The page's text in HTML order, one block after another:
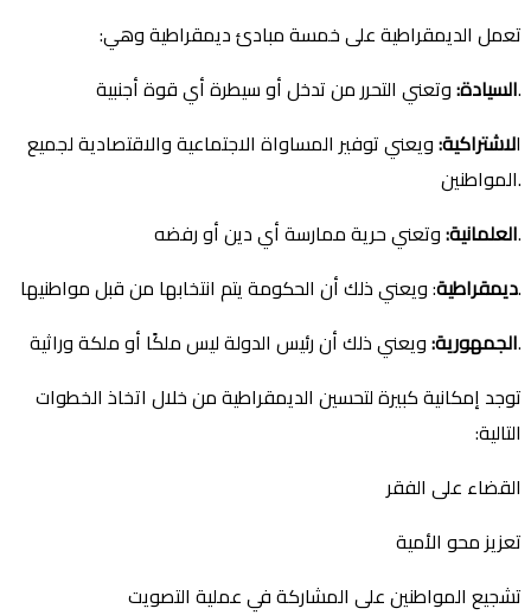
تعمل الديمقراطية على خمسة مبادئ ديمقراطية وهي:
السيادة:
وتعني التحرر من تدخل أو سيطرة أي قوة أجنبية.
الاشتراكية:ويعني توفير المساواة الاجتماعية والاقتصادية لجميع
المواطنين.
العلمانية:
وتعني حرية ممارسة أي دين أو رفضه.
ديمقراطية: ويعني ذلك أن الحكومة يتم انتخابها من قبل مواطنيها.
الجمهورية:
ويعني ذلك أن رئيس الدولة ليس ملكًا أو ملكة وراثية.
توجد إمكانية كبيرة لتحسين الديمقراطية من خلال اتخاذ الخطوات
التالية:
القضاء على الفقر
تعزيز محو الأمية
تشجيع المواطنين على المشاركة في عملية التصويت